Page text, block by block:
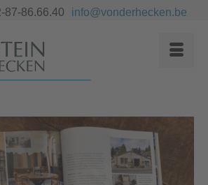
87-86.66.40 info@vonderhecken.be